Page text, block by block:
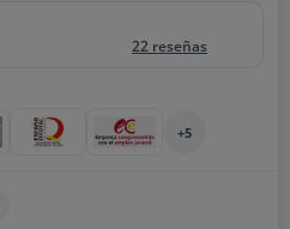
22 reseñas
+5